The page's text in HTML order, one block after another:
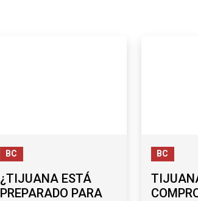
BC
¿TIJUANA ESTÁ
PREPARADO PARA
BC